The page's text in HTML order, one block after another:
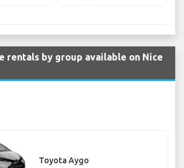
rentals by group available on Nice
Toyota Aygo